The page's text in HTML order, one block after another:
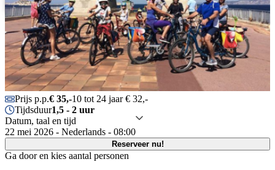
Português
Prijs p.p.€ 35,-10 tot 24 jaar € 32,-
Tijdsduur1,5 - 2 uur
Datum, taal en tijd
22 mei 2026 - Nederlands - 08:00
Reserveer nu!
Ga door en kies aantal personen